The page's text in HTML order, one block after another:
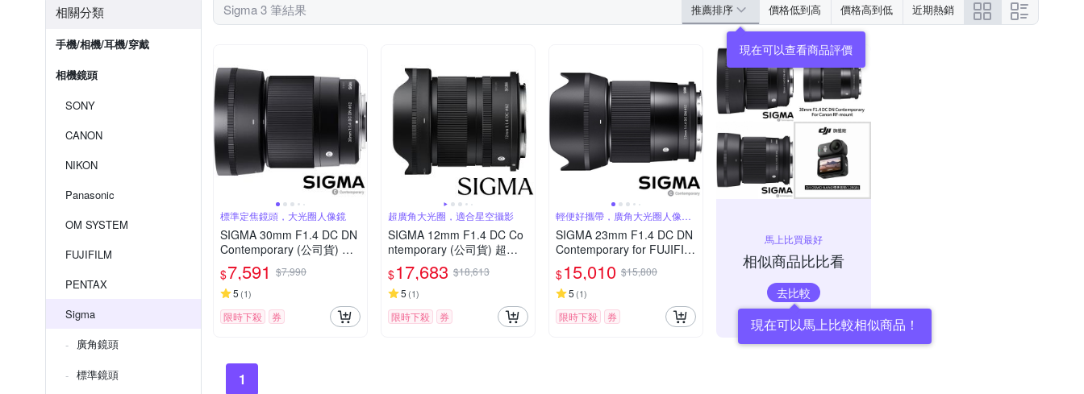
相關分類
手機/相機/耳機/穿戴
相機鏡頭
SONY
CANON
NIKON
Panasonic
OM SYSTEM
FUJIFILM
PENTAX
Sigma
廣角鏡頭
標準鏡頭
Sigma 3 筆結果 推薦排序 價格低到高 價格高到低 近期熱銷
現在可以查看商品評價
標準定焦鏡頭，大光圈人像鏡
SIGMA 30mm F1.4 DC DN
Contemporary (公司貨) 標
準大光圈定焦鏡頭 人像鏡 A
PS-C 無反微單眼專用鏡頭
$7,591 $7,990
5 (1)
限時下殺 券
超廣角大光圈，適合星空攝影
SIGMA 12mm F1.4 DC Co
ntemporary (公司貨) 超廣
角大光圈定焦鏡 星空鏡 AP
S-C 無反微單眼專用鏡頭
$17,683 $18,613
5 (1)
限時下殺 券
輕便好攜帶，廣角大光圈人像
鏡，美麗淺景深
SIGMA 23mm F1.4 DC DN
Contemporary for FUJIFIL
M X 富士接環 (公司貨) 廣角
大光圈定焦鏡 人像鏡 APS-
C 無反微單眼專用鏡頭
$15,010 $15,800
5 (1)
限時下殺 券
馬上比買最好
相似商品比比看
去比較
現在可以馬上比較相似商品！
1